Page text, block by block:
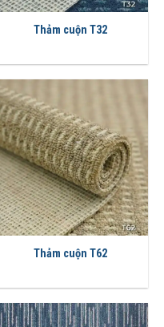
Thảm cuộn T32
Thảm cuộn T62